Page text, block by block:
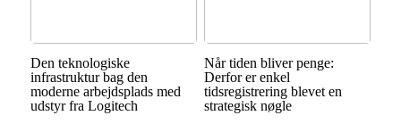
Den teknologiske
infrastruktur bag den
moderne arbejdsplads med
udstyr fra Logitech
Når tiden bliver penge:
Derfor er enkel
tidsregistrering blevet en
strategisk nøgle